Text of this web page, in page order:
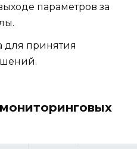
параметров за
для принятия